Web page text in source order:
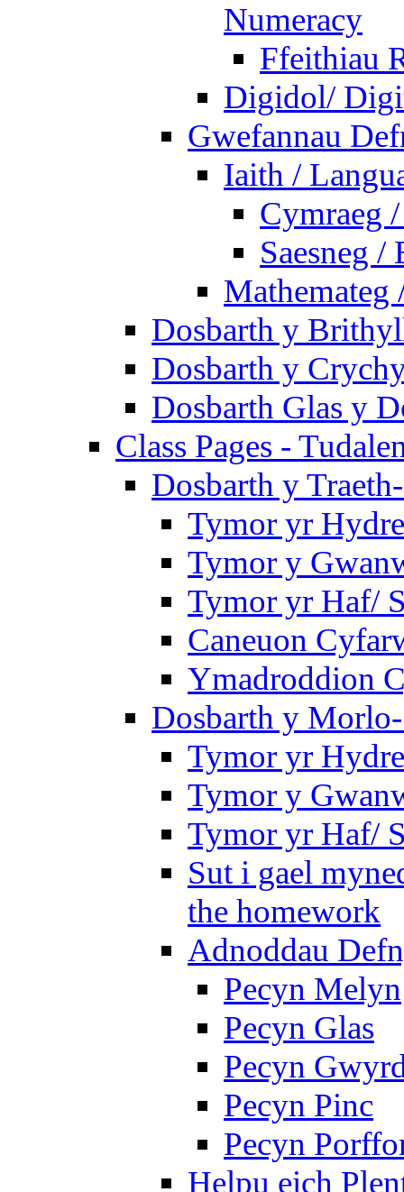
Numeracy
Ffeithiau
Digidol/
Gwefannau
Iaith /
Cymraeg
Saesneg /
Mathemateg
Dosbarth y
Dosbarth y
Dosbarth Glas y
Class Pages -
Dosbarth y
Tymor yr
Tymor y
Tymor yr Haf/
Caneuon
Ymadroddion
Dosbarth y
Tymor yr
Tymor y
Tymor yr Haf/
Sut i gael
the homework
Adnoddau
Pecyn Melyn
Pecyn Glas
Pecyn
Pecyn Pinc
Pecyn
Helpu eich